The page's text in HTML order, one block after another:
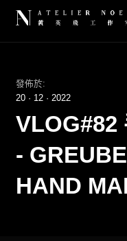
發佈於:
20 · 12 · 2022
VLOG#82
-
HAND